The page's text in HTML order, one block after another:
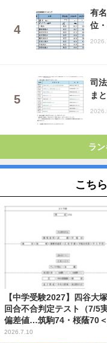
有
位
司
ま
ラ
こち
【中学受験2027】四谷大
回合不合判定テスト（7/5実
偏差値…筑駒74・桜蔭70＜
2026.7.10